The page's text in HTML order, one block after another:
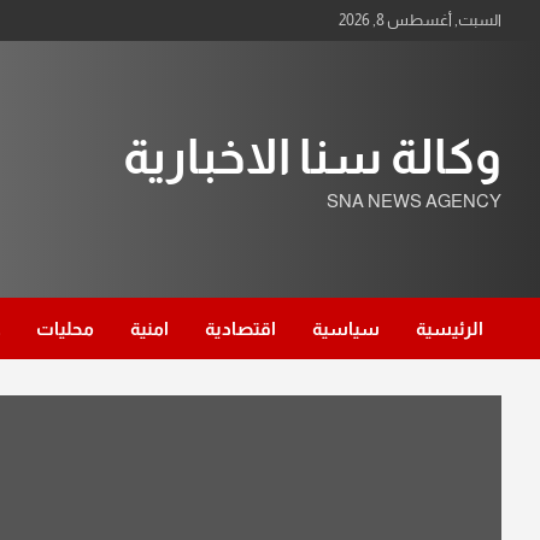
السبت, أغسطس 8, 2026
وكالة سنا الاخبارية
SNA NEWS AGENCY
الرئيسية سياسية اقتصادية امنية محليات